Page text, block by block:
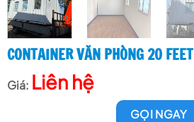
CONTAINER VĂN PHÒNG 20 FEET
Liên hệ
GỌI NGAY